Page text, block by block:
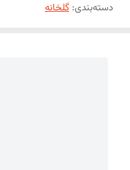
دسته‌بندی: گلخانه